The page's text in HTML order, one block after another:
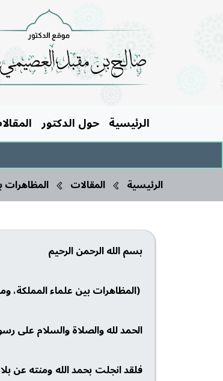
الرئيسية حول الدكتور
الرئيسية المقالات المظاهرات
بسم الله الرحمن الرحيم
(المظاهرات بين علماء المملكة،
الحمد لله والصلاة والسلام على
فلقد انجلت بحمد الله ومنته عن